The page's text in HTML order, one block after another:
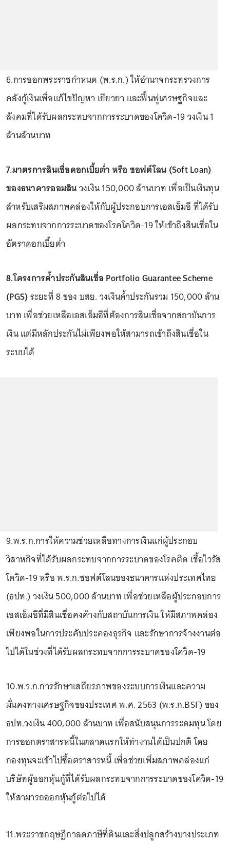
6.การออกพระราชกำหนด (พ.ร.ก.) ให้อำนาจกระทรวงการ
คลังกู้เงินเพื่อแก้ไขปัญหา เยียวยา และฟื้นฟูเศรษฐกิจและ
สังคมที่ได้รับผลกระทบจากการระบาดของโควิด-19 วงเงิน 1
ล้านล้านบาท
7.มาตรการสินเชื่อดอกเบี้ยต่ำ หรือ ซอฟต์โลน (Soft Loan)
ของธนาคารออมสินวงเงิน 150,000 ล้านบาท เพื่อเป็นเงินทุน
สำหรับเสริมสภาพคล่องให้กับผู้ประกอบการเอสเอ็มอี ที่ได้รับ
ผลกระทบจากการระบาดของโรคโควิด-19 ให้เข้าถึงสินเชื่อใน
อัตราดอกเบี้ยต่ำ
8.โครงการค้ำประกันสินเชื่อ Portfolio Guarantee Scheme
(PGS)ระยะที่ 8 ของ บสย. วงเงินค้ำประกันรวม 150,000 ล้าน
บาท เพื่อช่วยเหลือเอสเอ็มอีที่ต้องการสินเชื่อจากสถาบันการ
เงิน แต่มีหลักประกันไม่เพียงพอให้สามารถเข้าถึงสินเชื่อใน
ระบบได้
9.พ.ร.ก.การให้ความช่วยเหลือทางการเงินแก่ผู้ประกอบ
วิสาหกิจที่ได้รับผลกระทบจากการระบาดของโรคติด เชื้อไวรัส
โควิด-19 หรือ พ.ร.ก.ซอฟต์โลนของธนาคารแห่งประเทศไทย
(ธปท.) วงเงิน 500,000 ล้านบาท เพื่อช่วยเหลือผู้ประกอบการ
เอสเอ็มอีที่มีสินเชื่อคงค้างกับสถาบันการเงิน ให้มีสภาพคล่อง
เพียงพอในการประคับประคองธุรกิจ และรักษาการจ้างงานต่อ
ไปได้ในช่วงที่ได้รับผลกระทบจากการระบาดของโควิด-19
10.พ.ร.ก.การรักษาเสถียรภาพของระบบการเงินและความ
มั่นคงทางเศรษฐกิจของประเทศ พ.ศ. 2563 (พ.ร.ก.BSF) ของ
ธปท.วงเงิน 400,000 ล้านบาท เพื่อสนับสนุนการระดมทุน โดย
การออกตราสารหนี้ในตลาดแรกให้ทำงานได้เป็นปกติ โดย
กองทุนจะเข้าไปซื้อตราสารหนี้ เพื่อช่วยเพิ่มสภาพคล่องแก่
บริษัทผู้ออกหุ้นกู้ที่ได้รับผลกระทบจากการระบาดของโควิด-19
ให้สามารถออกหุ้นกู้ต่อไปได้
11.พระราชกฤษฎีกาลดภาษีที่ดินและสิ่งปลูกสร้างบางประเภท